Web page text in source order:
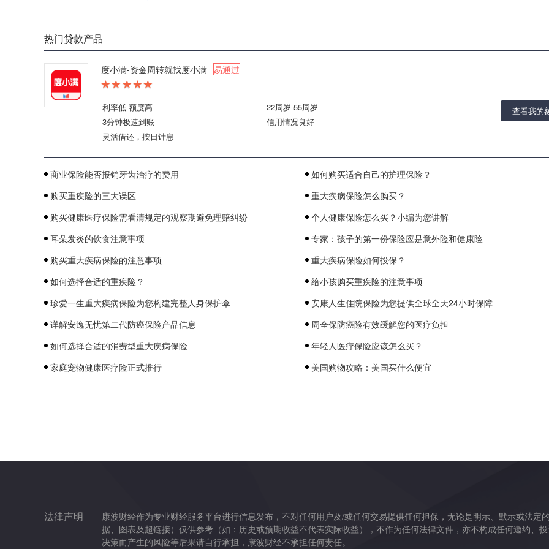
热门贷款产品
度小满-资金周转就找度小满 易通过
利率低 额度高
3分钟极速到账
灵活借还，按日计息
22周岁-55周岁
信用情况良好
查看我的
商业保险能否报销牙齿治疗的费用
如何购买适合自己的护理保险？
购买重疾险的三大误区
重大疾病保险怎么购买？
购买健康医疗保险需看清规定的观察期避免理赔纠纷
个人健康保险怎么买？小编为您讲解
耳朵发炎的饮食注意事项
专家：孩子的第一份保险应是意外险和健康险
购买重大疾病保险的注意事项
重大疾病保险如何投保？
如何选择合适的重疾险？
给小孩购买重疾险的注意事项
珍爱一生重大疾病保险为您构建完整人身保护伞
安康人生住院保险为您提供全球全天24小时保障
详解安逸无忧第二代防癌保险产品信息
周全保防癌险有效缓解您的医疗负担
如何选择合适的消费型重大疾病保险
年轻人医疗保险应该怎么买？
家庭宠物健康医疗险正式推行
美国购物攻略：美国买什么便宜
法律声明
康波财经作为专业财经服务平台进行信息发布，不对任何用户及/或任何交易提供任何担保，无论是明示、默示或法定
据、图表及超链接）仅供参考（如：历史或预期收益不代表实际收益），不作为任何法律文件，亦不构成任何邀约、
决策而产生的风险等后果请自行承担，康波财经不承担任何责任。